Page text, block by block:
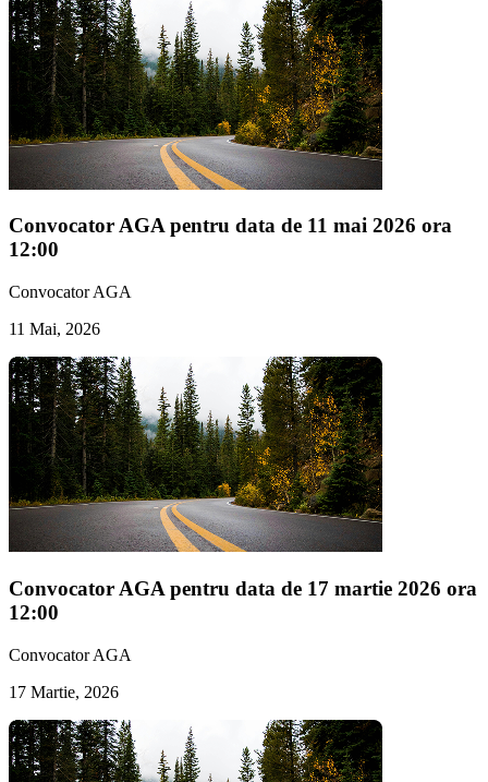
Convocator AGA pentru data de 11 mai 2026 ora
12:00
Convocator AGA
11 Mai, 2026
Convocator AGA pentru data de 17 martie 2026 ora
12:00
Convocator AGA
17 Martie, 2026